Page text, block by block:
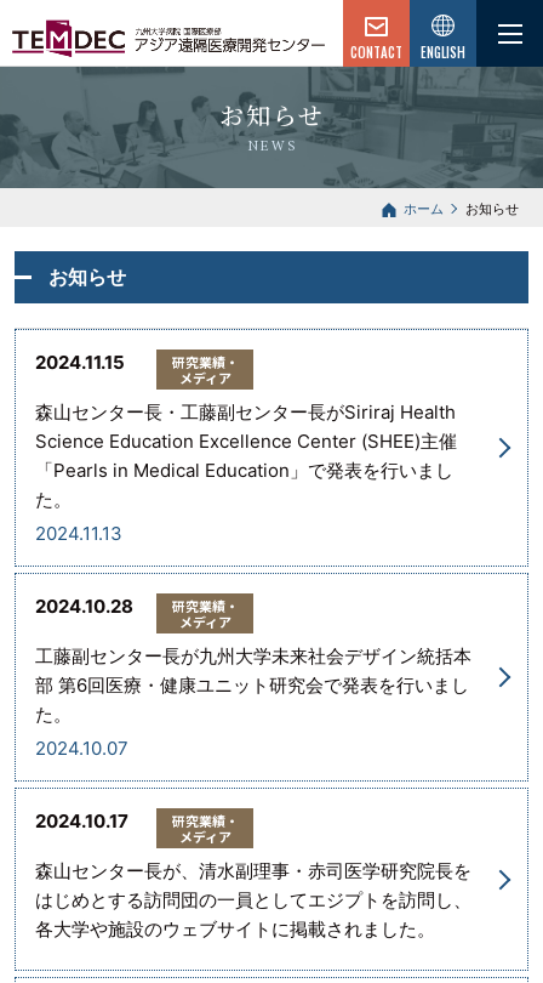
CONTACT ENGLISH
お知らせ
NEWS
ホーム お知らせ
お知らせ
2024.11.15
研究業績・
メディア
森山センター長・工藤副センター長がSiriraj Health
Science Education Excellence Center (SHEE)主催
「Pearls in Medical Education」で発表を行いまし
た。
2024.11.13
2024.10.28
研究業績・
メディア
工藤副センター長が九州大学未来社会デザイン統括本
部 第6回医療・健康ユニット研究会で発表を行いまし
た。
2024.10.07
2024.10.17
研究業績・
メディア
森山センター長が、清水副理事・赤司医学研究院長を
はじめとする訪問団の一員としてエジプトを訪問し、
各大学や施設のウェブサイトに掲載されました。